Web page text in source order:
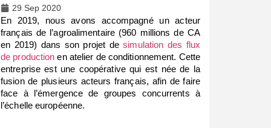
29 Sep 2020
En 2019, nous avons accompagné un acteur
français de l’agroalimentaire (960 millions de CA
en 2019) dans son projet desimulation des flux
de production en atelier de conditionnement. Cette
entreprise est une coopérative qui est née de la
fusion de plusieurs acteurs français, afin de faire
face à l’émergence de groupes concurrents à
l’échelle européenne.